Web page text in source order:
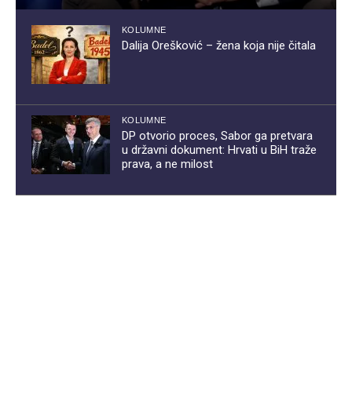
KOLUMNE
Dalija Orešković – žena koja nije čitala
KOLUMNE
DP otvorio proces, Sabor ga pretvara
u državni dokument: Hrvati u BiH traže
prava, a ne milost